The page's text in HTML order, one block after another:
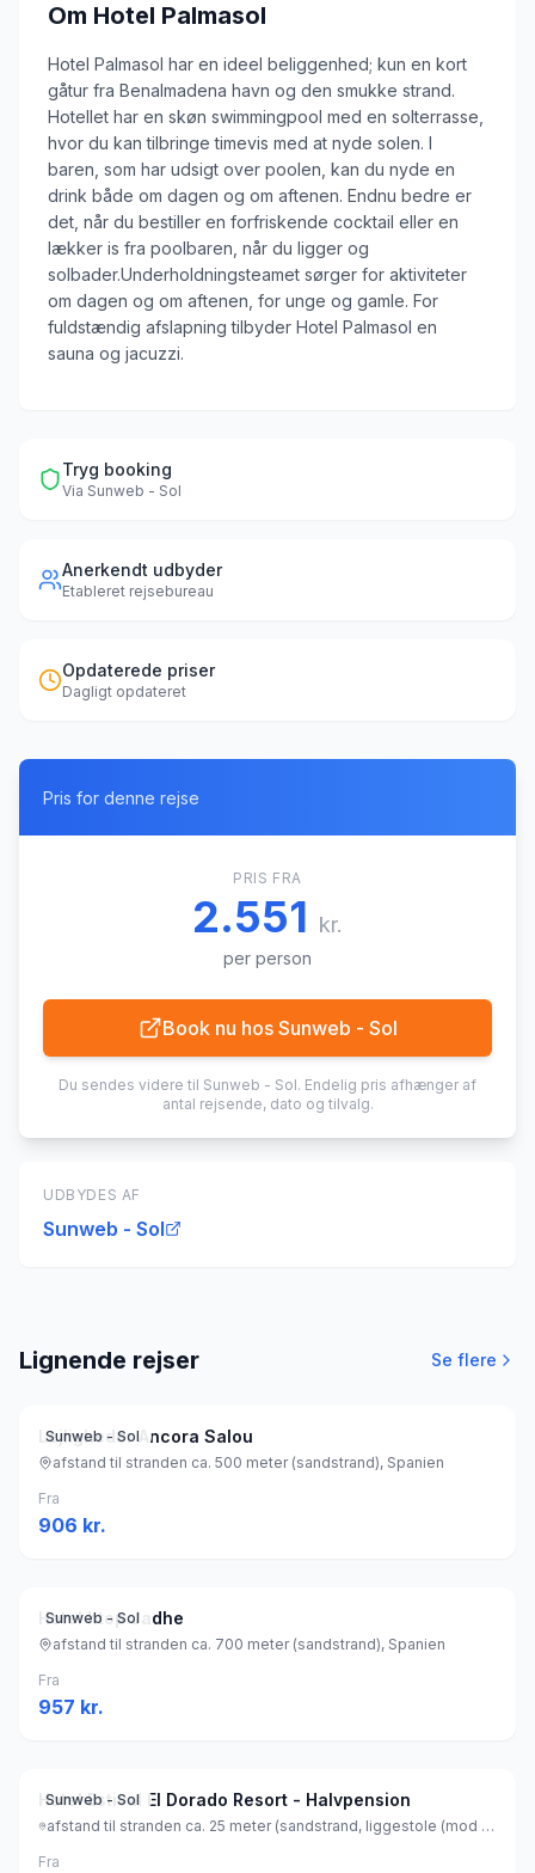
Om Hotel Palmasol
Hotel Palmasol har en ideel beliggenhed; kun en kort
gåtur fra Benalmadena havn og den smukke strand.
Hotellet har en skøn swimmingpool med en solterrasse,
hvor du kan tilbringe timevis med at nyde solen. I
baren, som har udsigt over poolen, kan du nyde en
drink både om dagen og om aftenen. Endnu bedre er
det, når du bestiller en forfriskende cocktail eller en
lækker is fra poolbaren, når du ligger og
solbader.Underholdningsteamet sørger for aktiviteter
om dagen og om aftenen, for unge og gamle. For
fuldstændig afslapning tilbyder Hotel Palmasol en
sauna og jacuzzi.
Tryg booking
Via Sunweb - Sol
Anerkendt udbyder
Etableret rejsebureau
Opdaterede priser
Dagligt opdateret
Pris for denne rejse
PRIS FRA
2.551 kr.
per person
Book nu hos Sunweb - Sol
Du sendes videre til Sunweb - Sol. Endelig pris afhænger af
antal rejsende, dato og tilvalg.
UDBYDES AF
Sunweb - Sol
Lignende rejser Se flere
Sunweb - Sol
Lejligheder Ancora Salou
afstand til stranden ca. 500 meter (sandstrand), Spanien
Fra
906 kr.
Sunweb - Sol
Hotel htop Jadhe
afstand til stranden ca. 700 meter (sandstrand), Spanien
Fra
957 kr.
Sunweb - Sol
Hotel Estival El Dorado Resort - Halvpension
afstand til stranden ca. 25 meter (sandstrand, liggestole (mod betaling) , parasol (mod betaling) ), Spanien
Fra